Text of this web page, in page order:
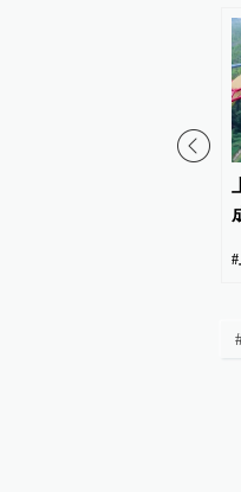
00:27
#